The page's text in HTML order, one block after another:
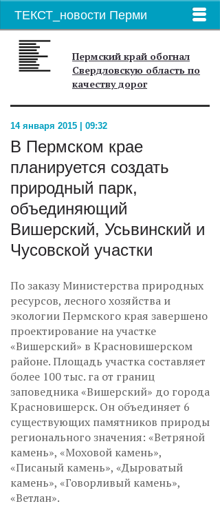
ТЕКСТ_новости Перми
Пермский край обогнал
Свердловскую область по
качеству дорог
14 января 2015 | 09:32
В Пермском крае
планируется создать
природный парк,
объединяющий
Вишерский, Усьвинский и
Чусовской участки
По заказу Министерства природных
ресурсов, лесного хозяйства и
экологии Пермского края завершено
проектирование на участке
«Вишерский» в Красновишерском
районе. Площадь участка составляет
более 100 тыс. га от границ
заповедника «Вишерский» до города
Красновишерск. Он объединяет 6
существующих памятников природы
регионального значения: «Ветряной
камень», «Моховой камень»,
«Писаный камень», «Дыроватый
камень», «Говорливый камень»,
«Ветлан».